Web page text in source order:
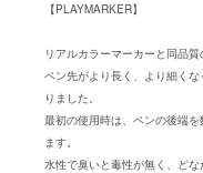
【PLAYMARKER】
リアルカラーマーカーと同品質
ペン先がより長く、より細く
りました。
最初の使用時は、ペンの後端
ます。
水性で臭いと毒性が無く、どな